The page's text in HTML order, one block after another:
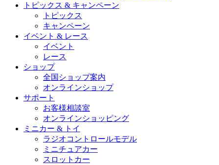
トピックス & キャンペーン
トピックス
キャンペーン
イベント & レース
イベント
レース
ショップ
全国ショップ案内
オンラインショップ
サポート
お客様相談室
オンラインショッピング
ミニカー & トイ
ラジオコントロールモデル
ミニチュアカー
スロットカー